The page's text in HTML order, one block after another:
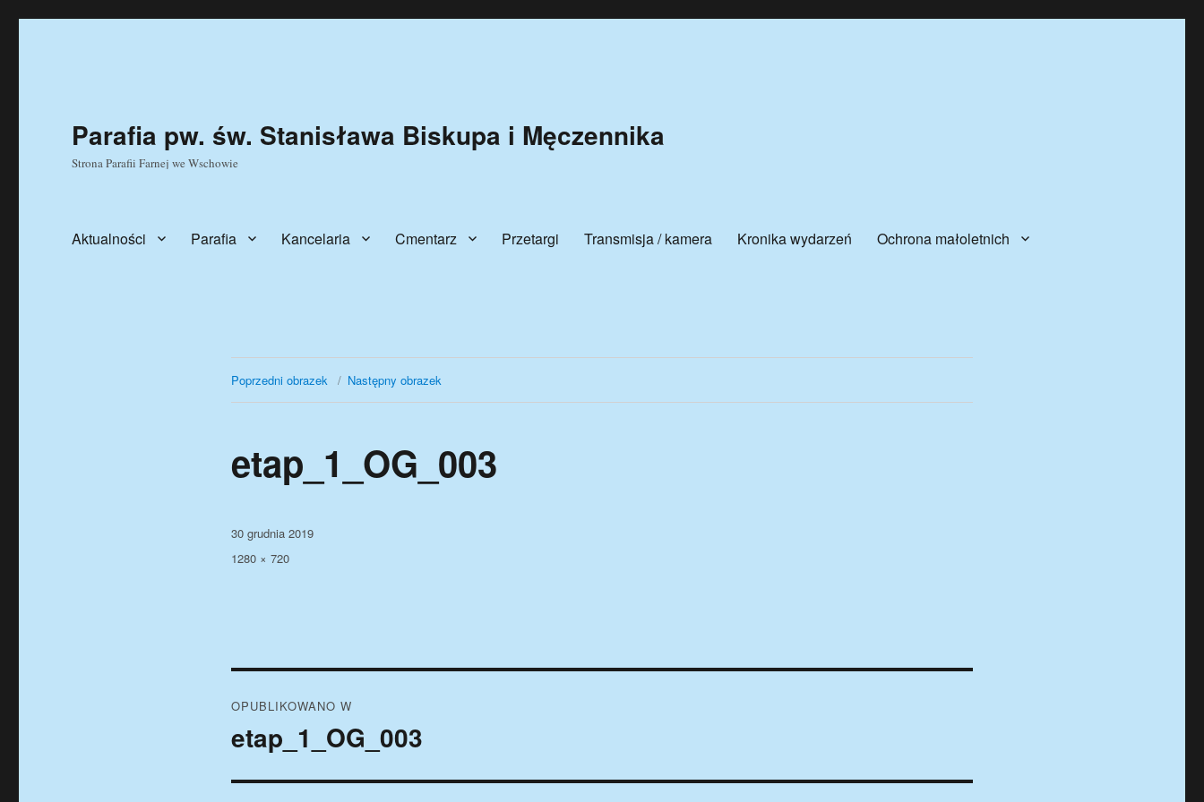
Parafia pw. św. Stanisława Biskupa i Męczennika
Strona Parafii Farnej we Wschowie
Aktualności Parafia Kancelaria Cmentarz Przetargi Transmisja / kamera Kronika wydarzeń Ochrona małoletnich
Poprzedni obrazek Następny obrazek
etap_1_OG_003
Data
publikacji
30 grudnia 2019
Pełny
1280 × 720
wpisu
OPUBLIKOWANO W
etap_1_OG_003